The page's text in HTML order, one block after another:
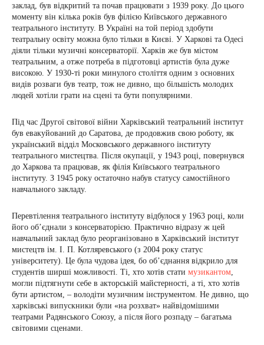
заклад, був відкритий та почав працювати з 1939 року. До цього
моменту він кілька років був філією Київського державного
театрального інституту. В Україні на той період здобути
театральну освіту можна було тільки в Києві. У Харкові та Одесі
діяли тільки музичні консерваторії. Харків же був містом
театральним, а отже потреба в підготовці артистів була дуже
високою. У 1930-ті роки минулого століття одним з основних
видів розваги був театр, тож не дивно, що більшість молодих
людей хотіли грати на сцені та бути популярними.
Під час Другої світової війни Харківський театральний інститут
був евакуйований до Саратова, де продовжив свою роботу, як
український відділ Московського державного інституту
театрального мистецтва. Після окупації, у 1943 році, повернувся
до Харкова та працював, як філія Київського театрального
інституту. З 1945 року остаточно набув статусу самостійного
навчального закладу.
Перевтілення театрального інституту відбулося у 1963 році, коли
його об’єднали з консерваторією. Практично відразу ж цей
навчальний заклад було реорганізовано в Харківський інститут
мистецтв ім. І. П. Котляревського (з 2004 року статус
університету). Це була чудова ідея, бо об’єднання відкрило для
студентів ширші можливості. Ті, хто хотів стати музикантом
могли підтягнути себе в акторській майстерності, а ті, хто хотів
бути артистом, – володіти музичним інструментом. Не дивно, що
харківські випускники були «на розхват» найвідомішими
театрами Радянського Союзу, а після його розпаду – багатьма
світовими сценами.